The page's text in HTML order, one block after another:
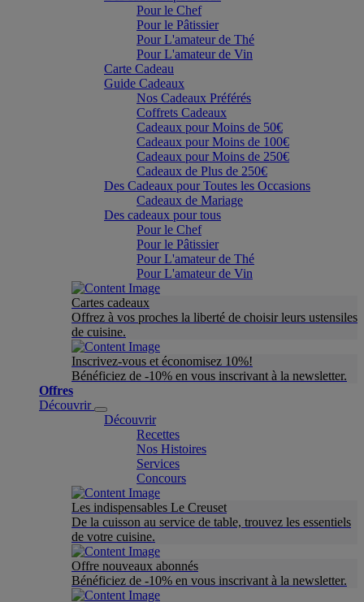
Pour le Chef
Pour le Pâtissier
Pour L'amateur de Thé
Pour L'amateur de Vin
Carte Cadeau
Guide Cadeaux
Nos Cadeaux Préférés
Coffrets Cadeaux
Cadeaux pour Moins de 50€
Cadeaux pour Moins de 100€
Cadeaux pour Moins de 250€
Cadeaux de Plus de 250€
Des Cadeaux pour Toutes les Occasions
Cadeaux de Mariage
Des cadeaux pour tous
Pour le Chef
Pour le Pâtissier
Pour L'amateur de Thé
Pour L'amateur de Vin
Cartes cadeaux
Offrez à vos proches la liberté de choisir leurs ustensiles
de cuisine.
Inscrivez-vous et économisez 10%!
Bénéficiez de -10% en vous inscrivant à la newsletter.
Offres
Découvrir
Découvrir
Recettes
Nos Histoires
Services
Concours
Les indispensables Le Creuset
De la cuisson au service de table, trouvez les essentiels
de votre cuisine.
Offre nouveaux abonnés
Bénéficiez de -10% en vous inscrivant à la newsletter.